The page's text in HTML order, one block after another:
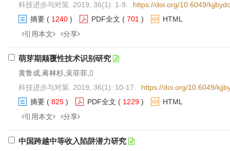
科技进步与对策. 2019, 36(1): 1-9.
https://doi.org/10.6049/
摘要 ( 1240 ) PDF全文 ( 701 )
HTML
引用本文
分享
萌芽期颠覆性技术识别研究
黄鲁成,蒋林杉,吴菲菲,
科技进步与对策. 2019, 36(1): 10-17.
https://doi.org/10.6049/
摘要 ( 825 ) PDF全文 ( 1229 )
HTML
引用本文
分享
中国跨越中等收入陷阱潜力研究